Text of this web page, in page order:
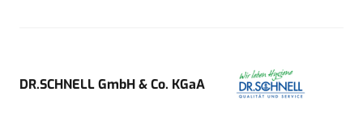
DR.SCHNELL GmbH & Co. KGaA